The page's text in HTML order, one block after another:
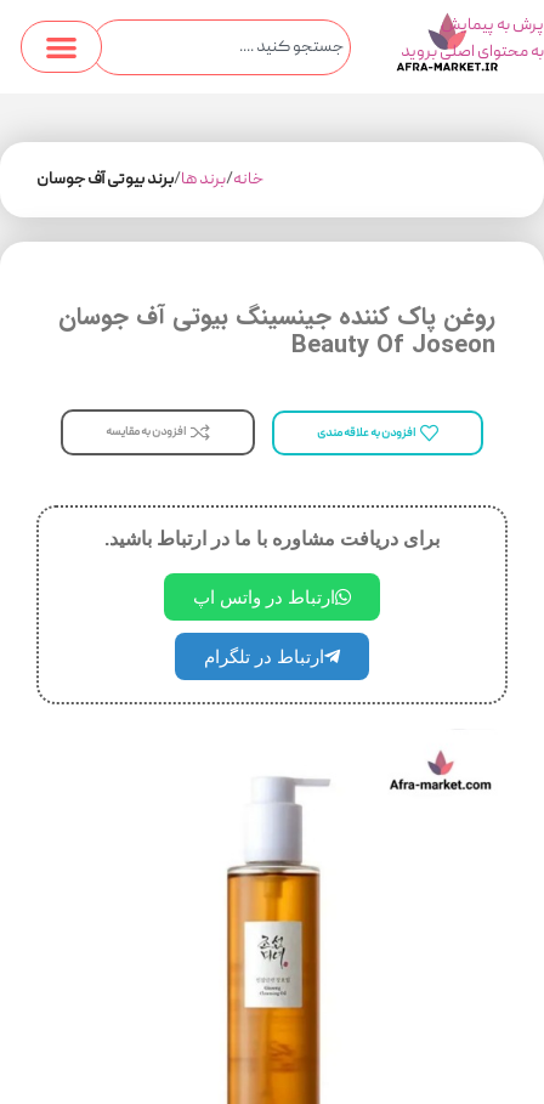
پرش به پیمایش
به محتوای اصلی بروید
خانه برند ها برند بیوتی آف جوسان
روغن پاک کننده جینسینگ بیوتی آف جوسان
Beauty Of Joseon
افزودن به علاقه مندی افزودن به مقایسه
برای دریافت مشاوره با ما در ارتباط باشید.
ارتباط در واتس اپ
ارتباط در تلگرام